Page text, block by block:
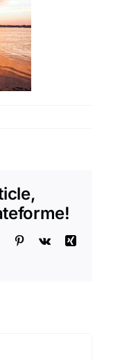
Tumblr Pinterest
Vk
Xing